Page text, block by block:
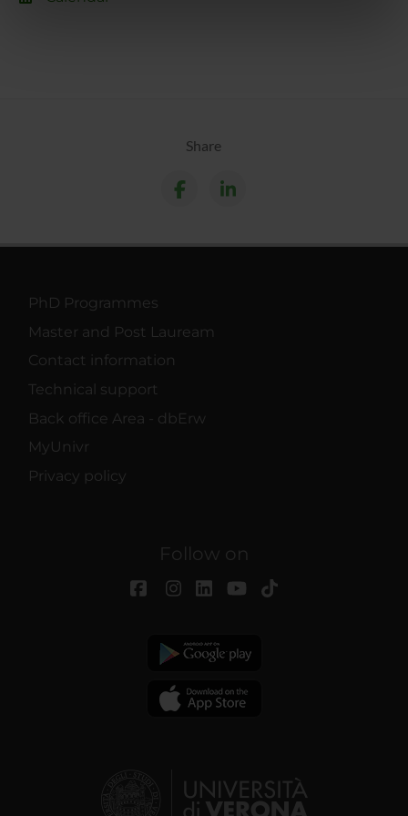
informazioni sul modo in cui utilizzi il nostro sito con i
Share
PhD Programmes
Master and Post Lauream
Contact information
Technical support
Back office Area - dbErw
MyUnivr
Privacy policy
Follow on